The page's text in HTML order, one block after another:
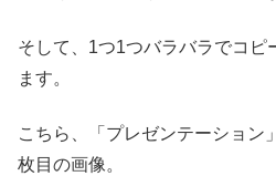
そして、1つ1つバラバラでコピ
ます。
こちら、「プレゼンテーション
枚目の画像。